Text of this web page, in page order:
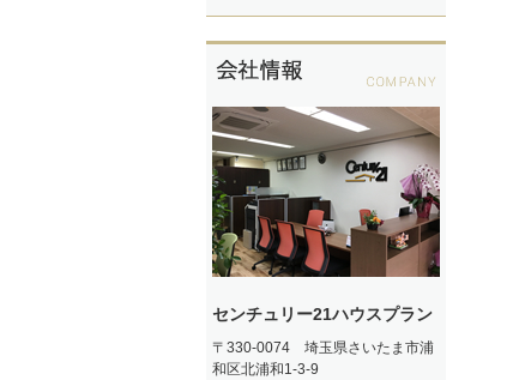
センチュリー21ハウスプラン
〒330-0074 埼玉県さいたま市浦
和区北浦和1-3-9